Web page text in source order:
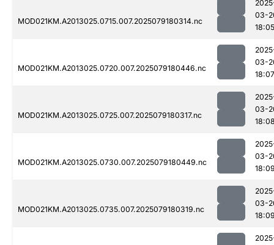
MOD021KM.A2013025.0715.007.2025079180314.nc
03-
18:05
MOD021KM.A2013025.0720.007.2025079180446.nc
03-
18:07
MOD021KM.A2013025.0725.007.2025079180317.nc
03-
MOD021KM.A2013025.0730.007.2025079180449.nc
03-
MOD021KM.A2013025.0735.007.2025079180319.nc
03-